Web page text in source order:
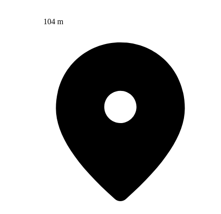
104 m